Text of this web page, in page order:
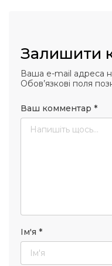
Залишити
Ваша e-mail адреса
Обов’язкові поля
Ваш комментар *
Ім'я *